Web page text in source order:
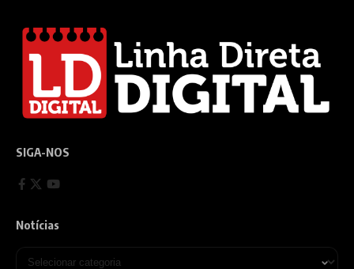
SIGA-NOS
Notícias